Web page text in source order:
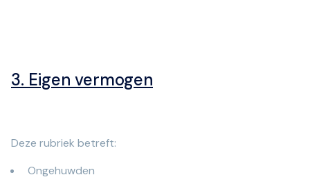
3. Eigen vermogen
Deze rubriek betreft:
Ongehuwden